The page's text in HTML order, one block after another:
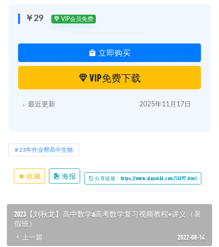
￥29 VIP会员免费
立即购买
VIP免费下载
最近更新 2025年11月17日
23年作业帮高中生物
收藏 海报 分享链接：https://www.aixue666.com/16397.html
2023【刘秋龙】高中数学a高考数学复习视频教程+讲义（暑
假班）
上一篇 2022-08-14